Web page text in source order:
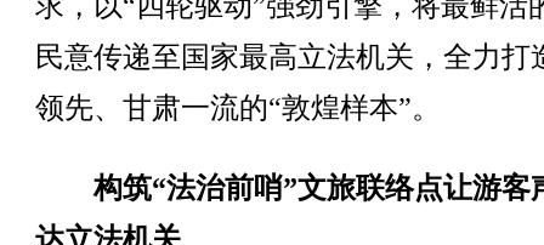
民意传递至国家最高立法机关，全力打
领先、甘肃一流的“敦煌样本”。
构筑“法治前哨”文旅联络点让游客